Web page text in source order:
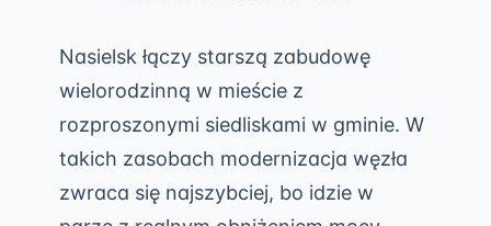
Nasielsk łączy starszą zabudowę
wielorodzinną w mieście z
rozproszonymi siedliskami w gminie. W
takich zasobach modernizacja węzła
zwraca się najszybciej, bo idzie w